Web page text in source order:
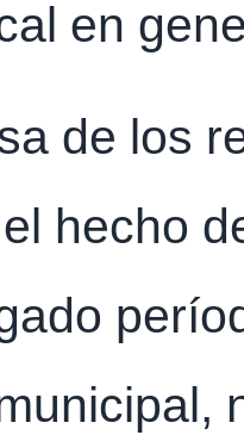
en
de los
hecho